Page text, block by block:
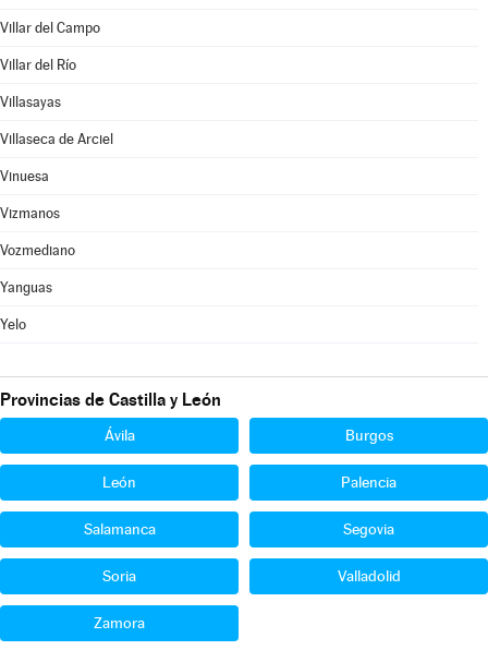
Villar del Campo
Villar del Río
Villasayas
Villaseca de Arciel
Vinuesa
Vizmanos
Vozmediano
Yanguas
Yelo
Provincias de Castilla y León
Ávila Burgos
León Palencia
Salamanca Segovia
Soria Valladolid
Zamora